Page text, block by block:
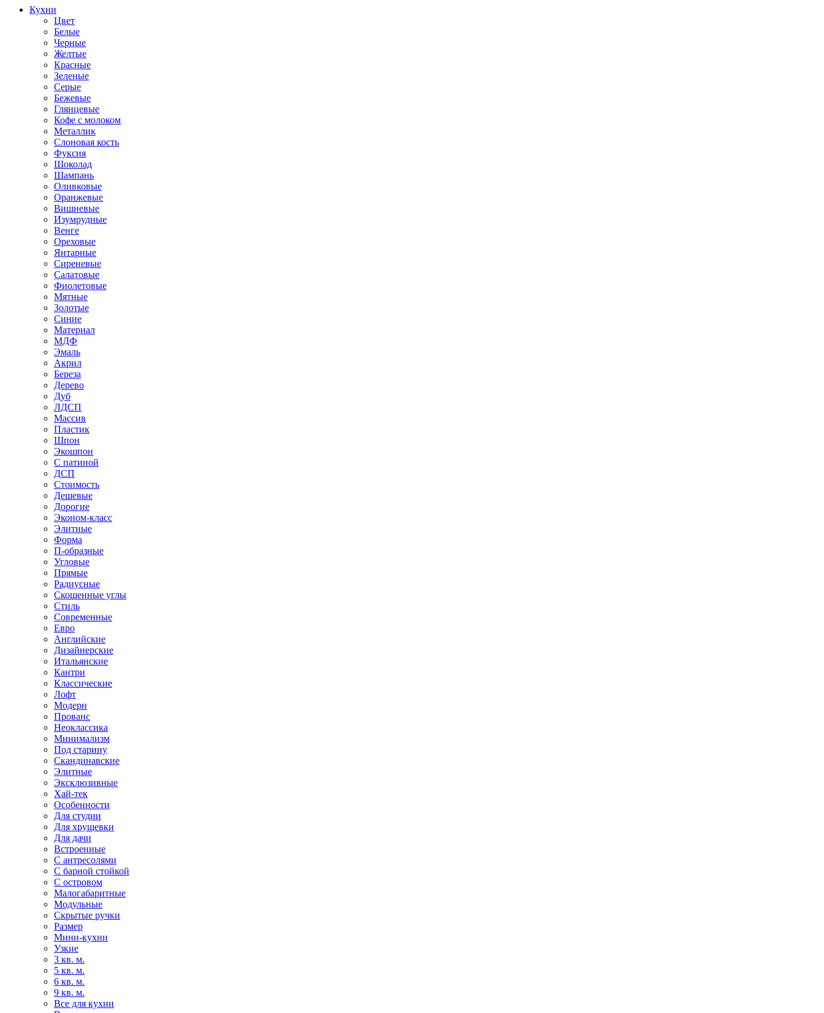
Кухни
Цвет
Белые
Черные
Желтые
Красные
Зеленые
Серые
Бежевые
Глянцевые
Кофе с молоком
Металлик
Слоновая кость
Фуксия
Шоколад
Шампань
Оливковые
Оранжевые
Вишневые
Изумрудные
Венге
Ореховые
Янтарные
Сиреневые
Салатовые
Фиолетовые
Мятные
Золотые
Синие
Материал
МДФ
Эмаль
Акрил
Береза
Дерево
Дуб
ЛДСП
Массив
Пластик
Шпон
Экошпон
С патиной
ДСП
Стоимость
Дешевые
Дорогие
Эконом-класс
Элитные
Форма
П-образные
Угловые
Прямые
Радиусные
Скошенные углы
Стиль
Современные
Евро
Английские
Дизайнерские
Итальянские
Кантри
Классические
Лофт
Модерн
Прованс
Неоклассика
Минимализм
Под старину
Скандинавские
Элитные
Эксклюзивные
Хай-тек
Особенности
Для студии
Для хрущевки
Для дачи
Встроенные
С антресолями
С барной стойкой
С островом
Малогабаритные
Модульные
Скрытые ручки
Размер
Мини-кухни
Узкие
3 кв. м.
5 кв. м.
6 кв. м.
9 кв. м.
Все для кухни